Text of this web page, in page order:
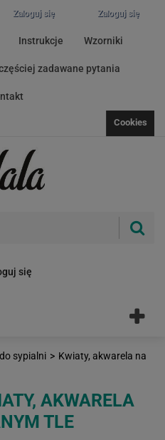
Zaloguj się
Zaloguj się
Instrukcje Wzorniki
zadawane pytania
Cookies
się
do sypialni > Kwiaty, akwarela na
AKWARELA
TLE